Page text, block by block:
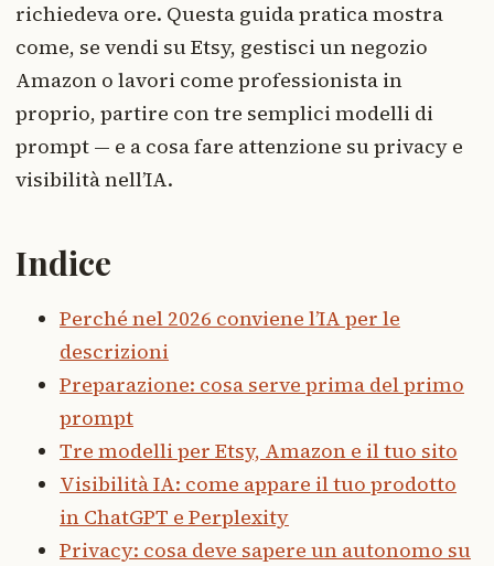
richiedeva ore. Questa guida pratica mostra
come, se vendi su Etsy, gestisci un negozio
Amazon o lavori come professionista in
proprio, partire con tre semplici modelli di
prompt — e a cosa fare attenzione su privacy e
visibilità nell’IA.
Indice
Perché nel 2026 conviene l’IA per le
descrizioni
Preparazione: cosa serve prima del primo
prompt
Tre modelli per Etsy, Amazon e il tuo sito
Visibilità IA: come appare il tuo prodotto
in ChatGPT e Perplexity
Privacy: cosa deve sapere un autonomo su